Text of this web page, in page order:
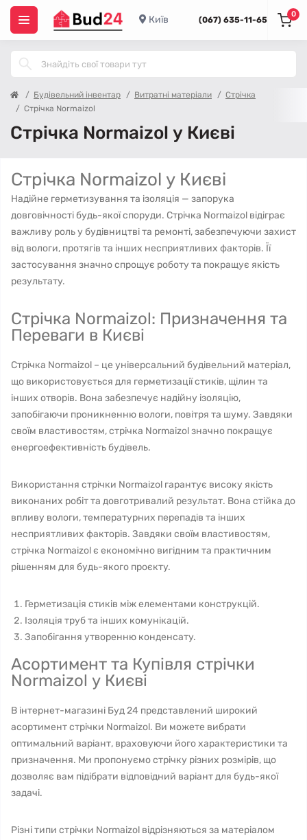
Київ (067) 635-11-65
0
Будівельний інвентар Витратні матеріали
Стрічка
Стрічка Normaizol
Стрічка Normaizol у Києві
Стрічка Normaizol у Києві
Надійне герметизування та ізоляція — запорука
довговічності будь-якої споруди. Стрічка Normaizol відіграє
важливу роль у будівництві та ремонті, забезпечуючи захист
від вологи, протягів та інших несприятливих факторів. Її
застосування значно спрощує роботу та покращує якість
результату.
Стрічка Normaizol: Призначення та
Переваги в Києві
Стрічка Normaizol – це універсальний будівельний матеріал,
що використовується для герметизації стиків, щілин та
інших отворів. Вона забезпечує надійну ізоляцію,
запобігаючи проникненню вологи, повітря та шуму. Завдяки
своїм властивостям, стрічка Normaizol значно покращує
енергоефективність будівель.
Використання стрічки Normaizol гарантує високу якість
виконаних робіт та довготривалий результат. Вона стійка до
впливу вологи, температурних перепадів та інших
несприятливих факторів. Завдяки своїм властивостям,
стрічка Normaizol є економічно вигідним та практичним
рішенням для будь-якого проєкту.
Герметизація стиків між елементами конструкцій.
Ізоляція труб та інших комунікацій.
Запобігання утворенню конденсату.
Асортимент та Купівля стрічки
Normaizol у Києві
В інтернет-магазині Буд 24 представлений широкий
асортимент стрічки Normaizol. Ви можете вибрати
оптимальний варіант, враховуючи його характеристики та
призначення. Ми пропонуємо стрічку різних розмірів, що
дозволяє вам підібрати відповідний варіант для будь-якої
задачі.
Різні типи стрічки Normaizol відрізняються за матеріалом